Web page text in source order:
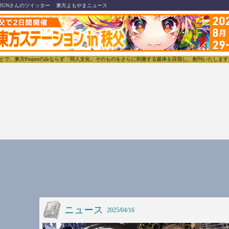
さんのツイッター 東方よもやまニュース
方Projectのみならず「同人文化」そのものをさらに刺激する媒体を目指し、創刊いたします。
ニュース 2025/04/16